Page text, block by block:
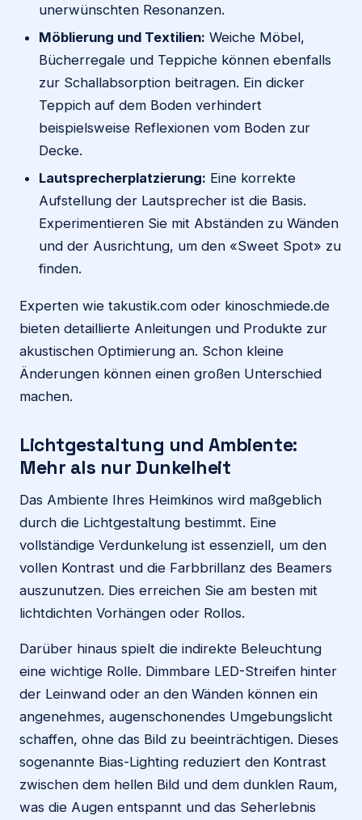
unerwünschten Resonanzen.
Möblierung und Textilien: Weiche Möbel,
Bücherregale und Teppiche können ebenfalls
zur Schallabsorption beitragen. Ein dicker
Teppich auf dem Boden verhindert
beispielsweise Reflexionen vom Boden zur
Decke.
Lautsprecherplatzierung: Eine korrekte
Aufstellung der Lautsprecher ist die Basis.
Experimentieren Sie mit Abständen zu Wänden
und der Ausrichtung, um den «Sweet Spot» zu
finden.
Experten wie takustik.com oder kinoschmiede.de
bieten detaillierte Anleitungen und Produkte zur
akustischen Optimierung an. Schon kleine
Änderungen können einen großen Unterschied
machen.
Lichtgestaltung und Ambiente:
Mehr als nur Dunkelheit
Das Ambiente Ihres Heimkinos wird maßgeblich
durch die Lichtgestaltung bestimmt. Eine
vollständige Verdunkelung ist essenziell, um den
vollen Kontrast und die Farbbrillanz des Beamers
auszunutzen. Dies erreichen Sie am besten mit
lichtdichten Vorhängen oder Rollos.
Darüber hinaus spielt die indirekte Beleuchtung
eine wichtige Rolle. Dimmbare LED-Streifen hinter
der Leinwand oder an den Wänden können ein
angenehmes, augenschonendes Umgebungslicht
schaffen, ohne das Bild zu beeinträchtigen. Dieses
sogenannte Bias-Lighting reduziert den Kontrast
zwischen dem hellen Bild und dem dunklen Raum,
was die Augen entspannt und das Seherlebnis